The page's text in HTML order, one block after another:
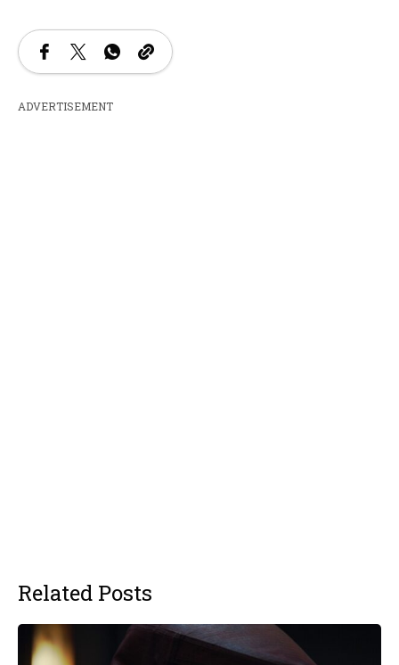
ADVERTISEMENT
Related Posts